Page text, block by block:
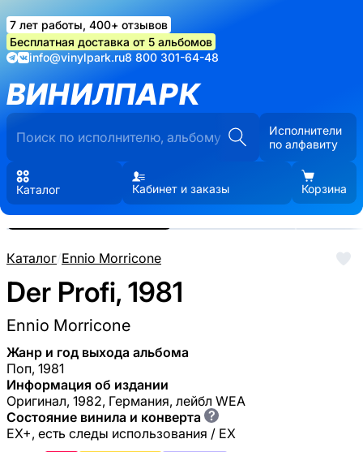
7 лет работы, 400+ отзывов
Бесплатная доставка от 5 альбомов
info@vinylpark.ru8 800 301-64-48
ВИНИЛПАРК
Исполнители
по алфавиту
Каталог Кабинет и заказы Корзина
Каталог/Ennio Morricone
Der Profi, 1981
Ennio Morricone
Жанр и год выхода альбома
Поп, 1981
Информация об издании
Оригинал, 1982, Германия, лейбл WEA
Состояние винила и конверта ?
EX+, есть следы использования / EX
Реальные фото пластинки.
Нажмите, чтобы увеличить